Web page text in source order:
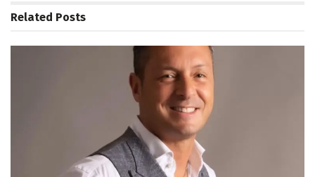
Related Posts